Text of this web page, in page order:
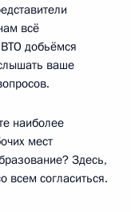
всё
добьёмся
ваше
наиболее
мест
Здесь,
всем согласиться.